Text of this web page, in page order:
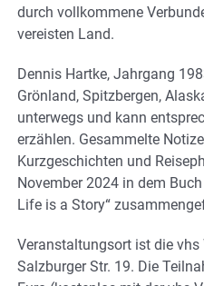
durch vollkommene
vereisten Land.
Dennis Hartke, Jahrgang
Grönland, Spitzbergen,
unterwegs und kann
erzählen. Gesammelte
Kurzgeschichten und
November 2024 in dem
Life is a Story“
Veranstaltungsort ist die vhs
Salzburger Str. 19. Die